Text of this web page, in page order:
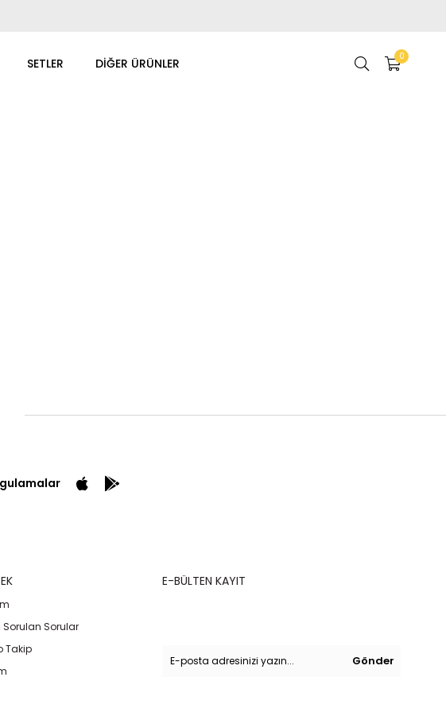
0
SETLER DİĞER ÜRÜNLER
Sorulan Sorular
Takip
E-BÜLTEN KAYIT
Gönder